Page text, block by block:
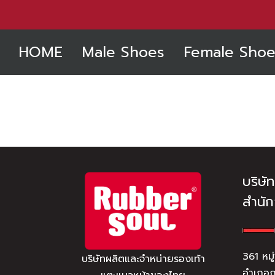
HOME Male Shoes Female
บริษัทผลิตและจำหน่ายรองเท้า
บริษั
สำนั
361 ห